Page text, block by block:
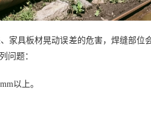
家具板材晃动误差的危害，焊缝部
问题：
以上。